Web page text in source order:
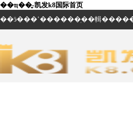
��ҵ��̬-凯发k8国际首页